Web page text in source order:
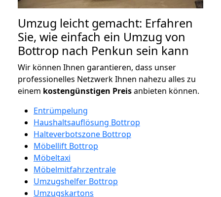
Umzug leicht gemacht: Erfahren
Sie, wie einfach ein Umzug von
Bottrop nach Penkun sein kann
Wir können Ihnen garantieren, dass unser
professionelles Netzwerk Ihnen nahezu alles zu
einem kostengünstigen Preisanbieten können.
Entrümpelung
Haushaltsauflösung Bottrop
Halteverbotszone Bottrop
Möbellift Bottrop
Möbeltaxi
Möbelmitfahrzentrale
Umzugshelfer Bottrop
Umzugskartons